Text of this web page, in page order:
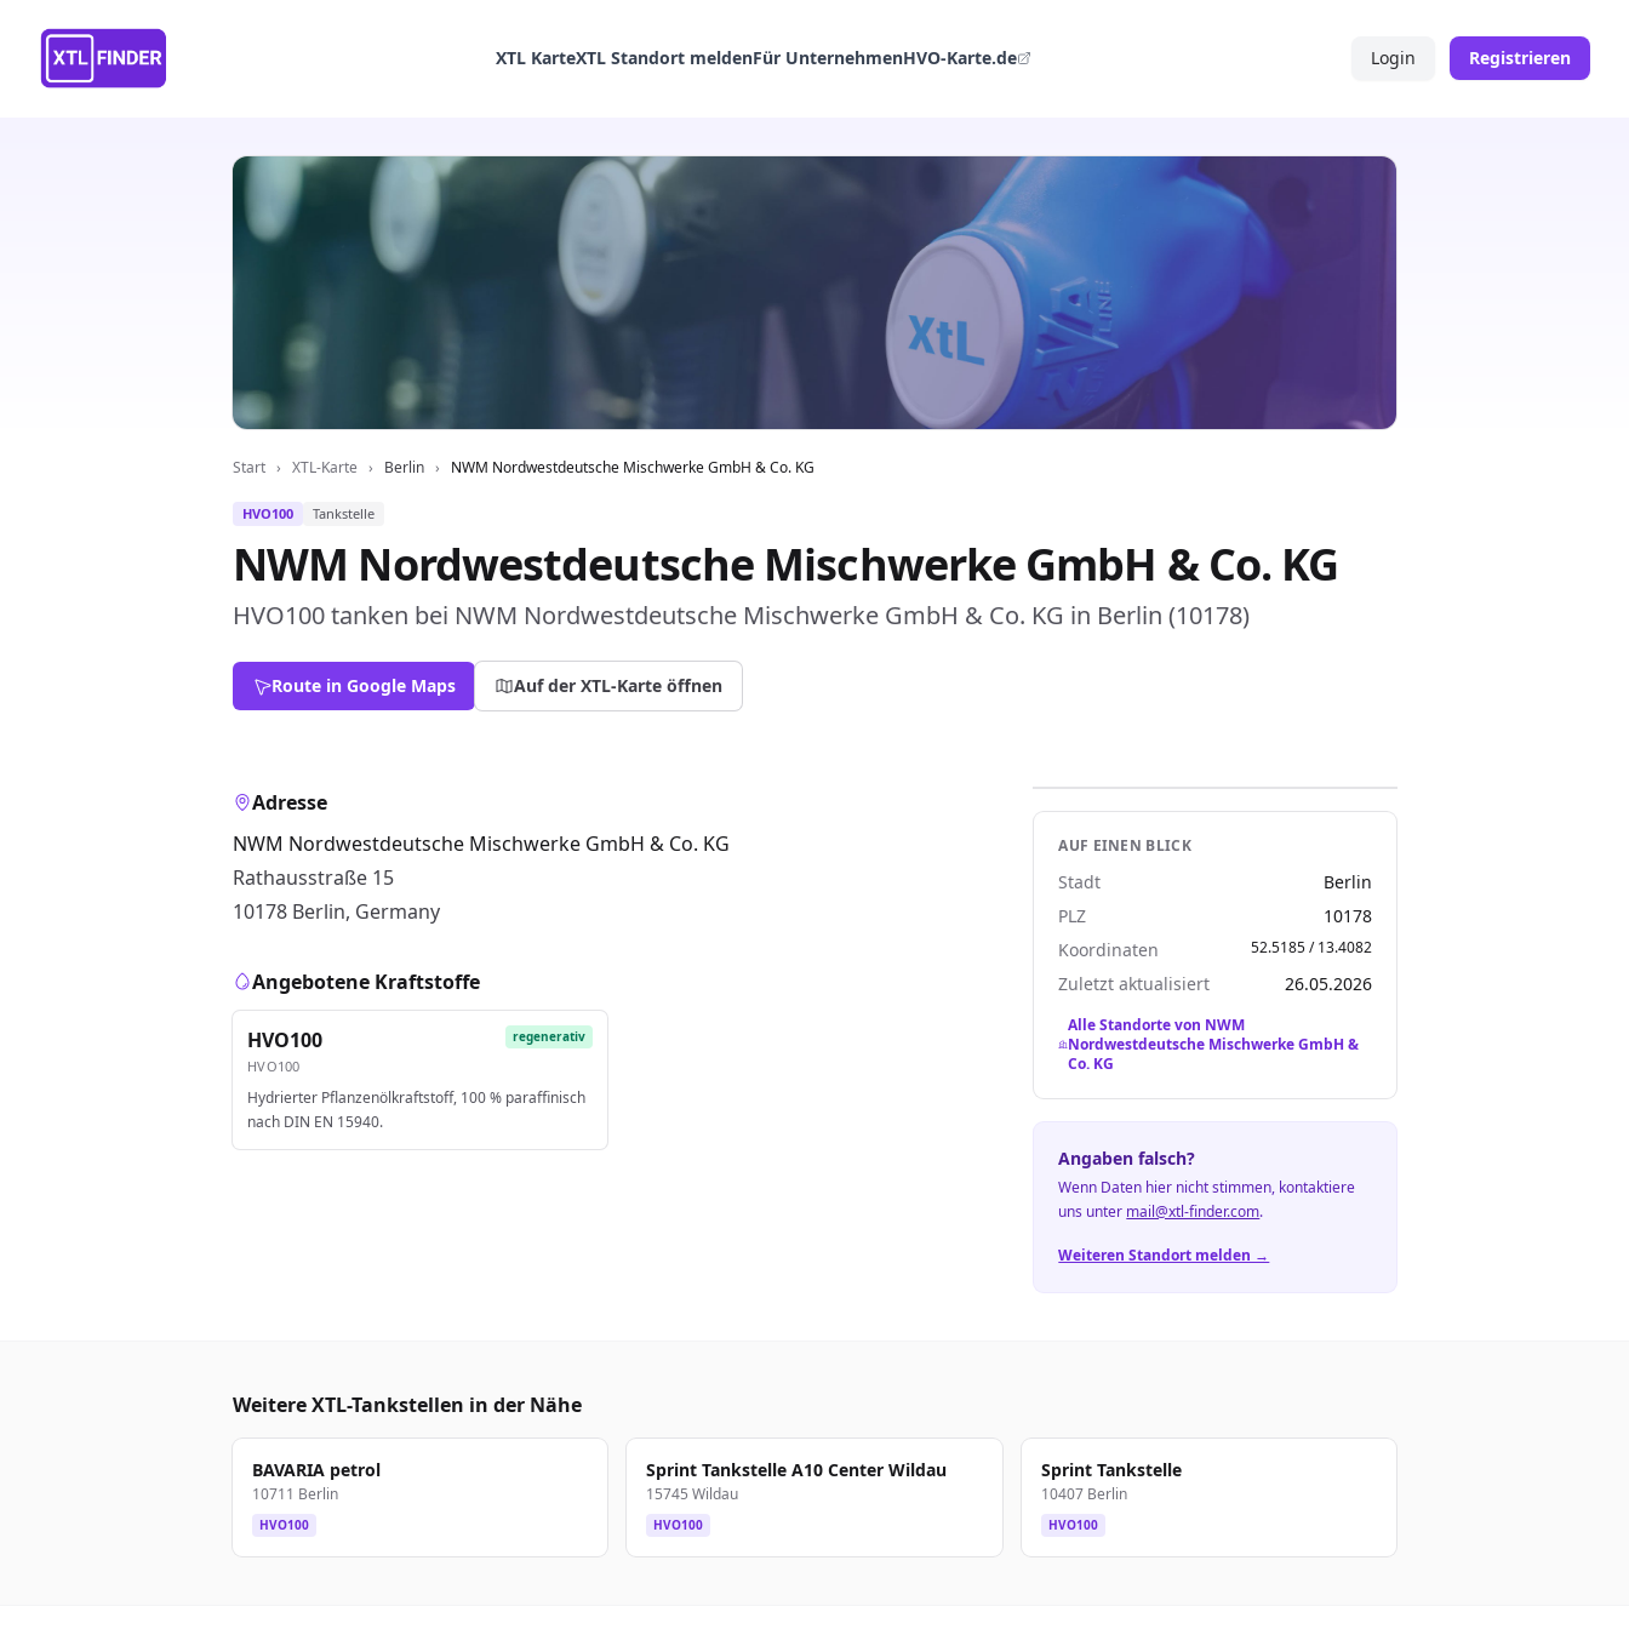
XTL KarteXTL Standort meldenFür UnternehmenHVO-Karte.de Login Registrieren
Start › XTL-Karte › Berlin › NWM Nordwestdeutsche Mischwerke GmbH & Co. KG
HVO100 Tankstelle
NWM Nordwestdeutsche Mischwerke GmbH & Co. KG
HVO100 tanken bei NWM Nordwestdeutsche Mischwerke GmbH & Co. KG in Berlin (10178)
Route in Google Maps Auf der XTL-Karte öffnen
Adresse
NWM Nordwestdeutsche Mischwerke GmbH & Co. KG
Rathausstraße 15
10178 Berlin, Germany
Angebotene Kraftstoffe
HVO100
HVO100
regenerativ
Hydrierter Pflanzenölkraftstoff, 100 % paraffinisch
nach DIN EN 15940.
AUF EINEN BLICK
Stadt
Berlin
PLZ
10178
Koordinaten
52.5185 / 13.4082
Zuletzt aktualisiert 26.05.2026
Alle Standorte von NWM
Nordwestdeutsche Mischwerke GmbH &
Co. KG
Angaben falsch?
Wenn Daten hier nicht stimmen, kontaktiere
uns unter mail@xtl-finder.com.
Weiteren Standort melden →
Weitere XTL-Tankstellen in der Nähe
BAVARIA petrol
10711 Berlin
HVO100
Sprint Tankstelle A10 Center Wildau
15745 Wildau
HVO100
Sprint Tankstelle
10407 Berlin
HVO100